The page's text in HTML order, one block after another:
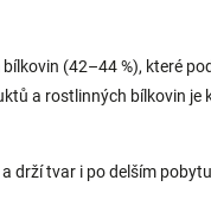
(42–44 %), které
a rostlinných bílkovin je
drží tvar i po delším